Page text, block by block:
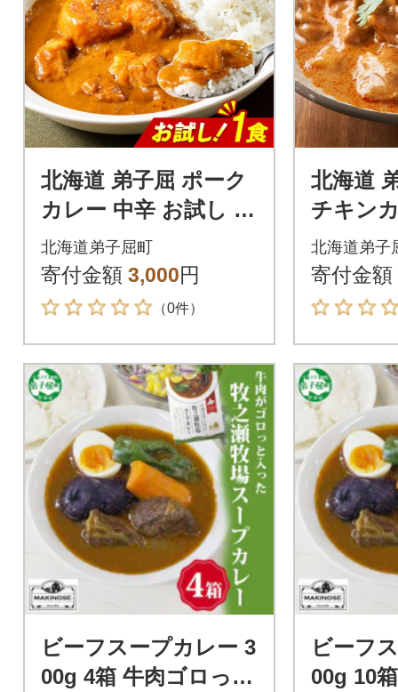
北海道 弟子屈 ポーク
カレー 中辛 お試し 20
0g×1個 お手軽レトル
トカレー 3445
北海道弟子屈町
寄付金額 3,000円
（0件）
北海道
チキン
試し
レトル
北海道弟子
寄付金額
ビーフスープカレー 3
00g 4箱 牛肉ゴロっと
ビーフ
00g 10